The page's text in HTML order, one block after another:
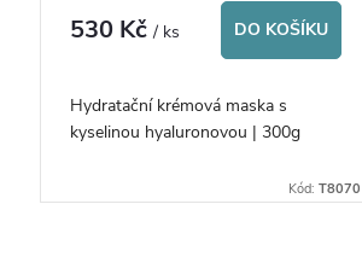
530 Kč/ ks DO KOŠÍKU
Hydratační krémová maska s
kyselinou hyaluronovou | 300g
Kód:T8070